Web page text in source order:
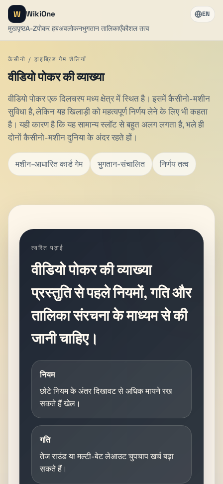
W WikiOne
मुखपृष्ठA-Zपोकर हबअवलोकनभुगतान तालिकाएँकौशल तत्व
EN
कैसीनो / हाइब्रिड गेम शैलियाँ
वीडियो पोकर की व्याख्या
वीडियो पोकर एक दिलचस्प मध्य क्षेत्र में स्थित है। इसमें कैसीनो-मशीन
सुविधा है, लेकिन यह खिलाड़ी को महत्वपूर्ण निर्णय लेने के लिए भी कहता
है। यही कारण है कि यह सामान्य स्लॉट से बहुत अलग लगता है, भले ही
दोनों कैसीनो-मशीन दुनिया के अंदर रहते हों।
मशीन-आधारित कार्ड गेम भुगतान-संचालित निर्णय तत्व
त्वरित पढ़ाई
वीडियो पोकर की व्याख्या
प्रस्तुति से पहले नियमों, गति और
तालिका संरचना के माध्यम से की
जानी चाहिए।
नियम
छोटे नियम के अंतर दिखावट से अधिक मायने रख
सकते हैं खेल।
गति
तेज राउंड या मल्टी-बेट लेआउट चुपचाप खर्च बढ़ा
सकते हैं।